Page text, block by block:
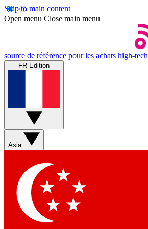
Skip to main content
Open menu Close main menu
source de référence pour les achats high-tech
FR Edition
Asia